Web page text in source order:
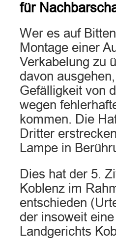
für
Wer es auf
Montage einer
Verkabelung zu
davon
Gefälligkeit von
wegen
kommen. Die
Dritter
Lampe in
Dies hat der 5.
Koblenz im
entschieden
der insoweit
Landgerichts